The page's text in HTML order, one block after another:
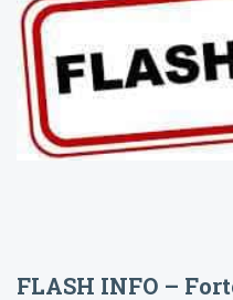
FLASH INFO –